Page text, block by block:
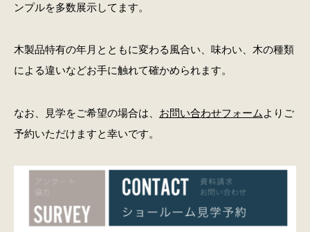
ンプルを多数展示してます。
木製品特有の年月とともに変わる風合い、味わい、木の種類
による違いなどお手に触れて確かめられます。
なお、見学をご希望の場合は、 お問い合わせフォーム よりご
予約いただけますと幸いです。